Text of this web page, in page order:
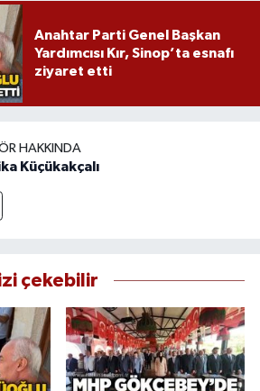
Anahtar Parti Genel Başkan
Yardımcısı Kır, Sinop’ta esnafı
ziyaret etti
HAKKINDA
Küçükakçalı
çekebilir